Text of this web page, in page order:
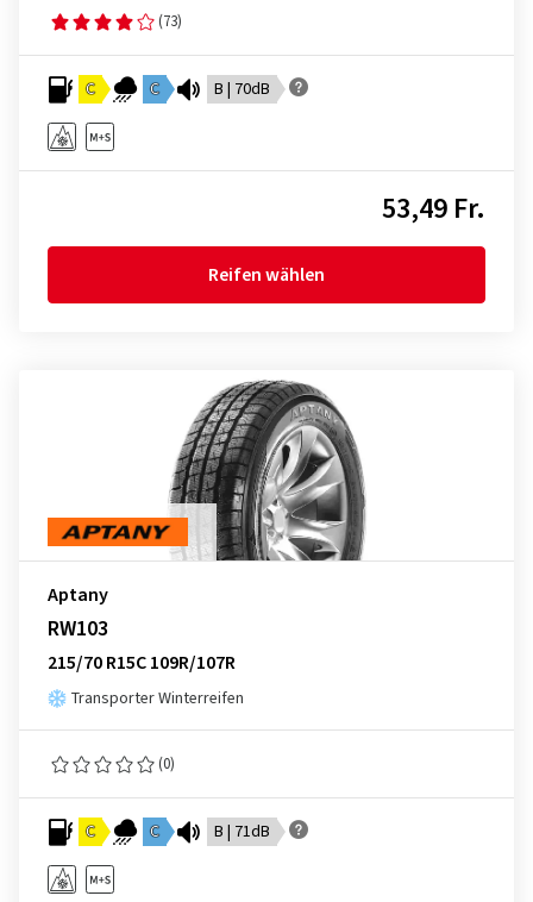
(73)
C C B | 70dB
53,49 Fr.
Reifen wählen
Aptany
RW103
215/70 R15C 109R/107R
Transporter Winterreifen
(0)
C C B | 71dB